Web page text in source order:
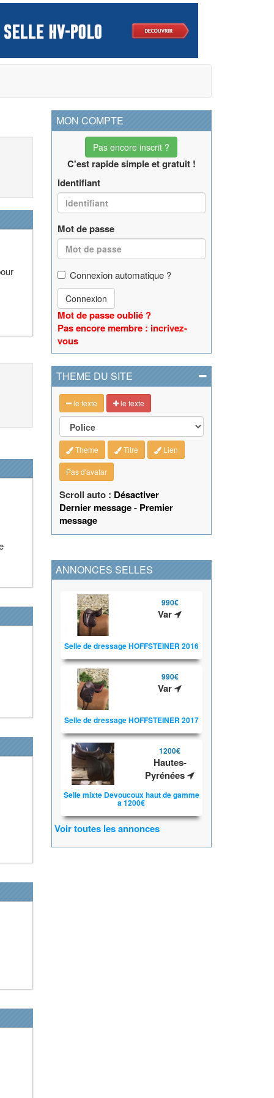
MON COMPTE
Pas encore inscrit ?
C'est rapide simple et gratuit !
Identifiant
Mot de passe
Connexion automatique ?
Connexion
Mot de passe oublié ?
Pas encore membre : incrivez-
vous
THEME DU SITE
le texte le texte
Theme Titre Lien
Pas d'avatar
Scroll auto : Désactiver
Dernier message- Premier
message
ANNONCES SELLES
990€
Var
Selle de dressage HOFFSTEINER 2016
990€
Var
Selle de dressage HOFFSTEINER 2017
1200€
Hautes-
Pyrénées
Selle mixte Devoucoux haut de gamme
a 1200€
Voir toutes les annonces